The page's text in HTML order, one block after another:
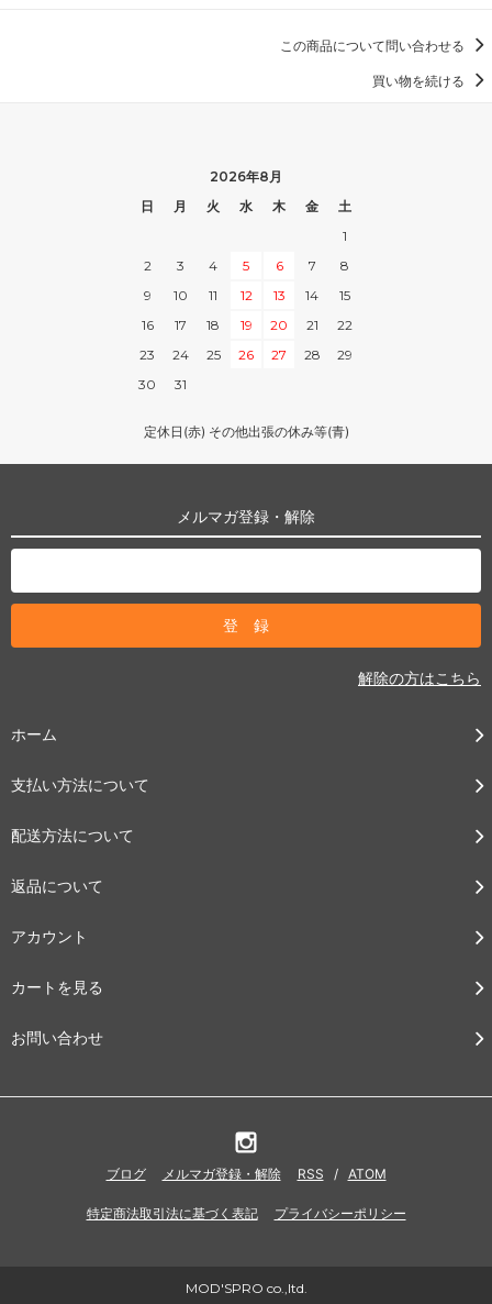
この商品について問い合わせる
買い物を続ける
2026年8月
日
月 火 水 木 金
土
1
2
3 4 5 6 7
8
9
10 11 12 13 14
15
16
17 18 19 20 21
22
23
24 25 26 27 28
29
30
31
定休日(赤) その他出張の休み等(青)
メルマガ登録・解除
解除の方はこちら
ホーム
支払い方法について
配送方法について
返品について
アカウント
カートを見る
お問い合わせ
ブログ メルマガ登録・解除 RSS / ATOM
特定商法取引法に基づく表記 プライバシーポリシー
MOD'SPRO co.,ltd.